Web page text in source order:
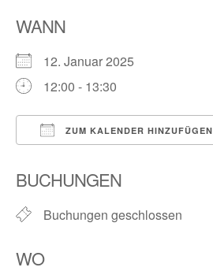
WANN
12. Januar 2025
12:00 - 13:30
ZUM KALENDER HINZUFÜGEN
BUCHUNGEN
Buchungen geschlossen
WO